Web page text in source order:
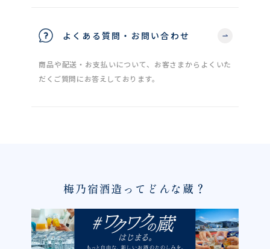
よくある質問・お問い合わせ
商品や配送・お支払いについて、お客さまからよくいた
だくご質問にお答えしております。
梅乃宿酒造ってどんな蔵？